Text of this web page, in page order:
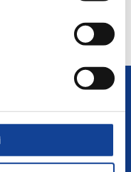
ja Paukku… →